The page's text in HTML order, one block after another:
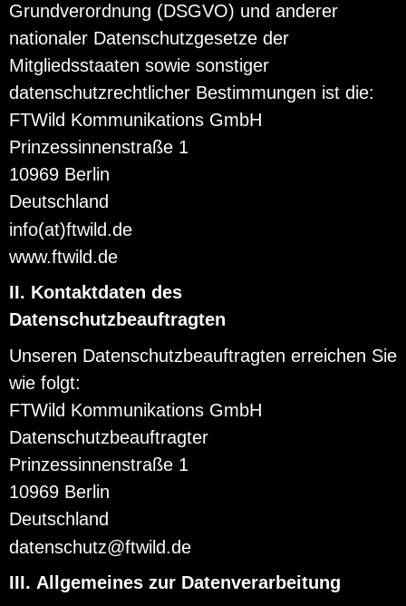
Grundverordnung (DSGVO) und anderer
nationaler Datenschutzgesetze der
Mitgliedsstaaten sowie sonstiger
datenschutzrechtlicher Bestimmungen ist die:
FTWild Kommunikations GmbH
Prinzessinnenstraße 1
10969 Berlin
Deutschland
info(at)ftwild.de
www.ftwild.de
II. Kontaktdaten des
Datenschutzbeauftragten
Unseren Datenschutzbeauftragten erreichen Sie
wie folgt:
FTWild Kommunikations GmbH
Datenschutzbeauftragter
Prinzessinnenstraße 1
10969 Berlin
Deutschland
datenschutz@ftwild.de
III. Allgemeines zur Datenverarbeitung